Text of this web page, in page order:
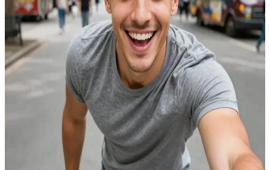
Hector
Maceraya Doymayan Hector